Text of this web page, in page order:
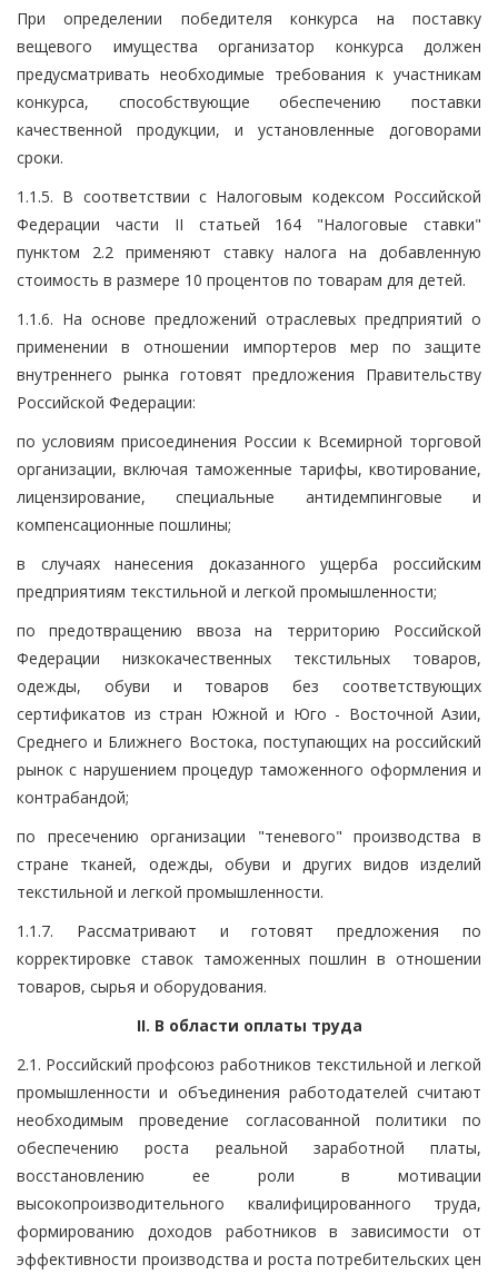
При определении победителя конкурса на поставку
вещевого имущества организатор конкурса должен
предусматривать необходимые требования к участникам
конкурса, способствующие обеспечению поставки
качественной продукции, и установленные договорами
сроки.
1.1.5. В соответствии с Налоговым кодексом Российской
Федерации части II статьей 164 "Налоговые ставки"
пунктом 2.2 применяют ставку налога на добавленную
стоимость в размере 10 процентов по товарам для детей.
1.1.6. На основе предложений отраслевых предприятий о
применении в отношении импортеров мер по защите
внутреннего рынка готовят предложения Правительству
Российской Федерации:
по условиям присоединения России к Всемирной торговой
организации, включая таможенные тарифы, квотирование,
лицензирование, специальные антидемпинговые и
компенсационные пошлины;
в случаях нанесения доказанного ущерба российским
предприятиям текстильной и легкой промышленности;
по предотвращению ввоза на территорию Российской
Федерации низкокачественных текстильных товаров,
одежды, обуви и товаров без соответствующих
сертификатов из стран Южной и Юго - Восточной Азии,
Среднего и Ближнего Востока, поступающих на российский
рынок с нарушением процедур таможенного оформления и
контрабандой;
по пресечению организации "теневого" производства в
стране тканей, одежды, обуви и других видов изделий
текстильной и легкой промышленности.
1.1.7. Рассматривают и готовят предложения по
корректировке ставок таможенных пошлин в отношении
товаров, сырья и оборудования.
II. В области оплаты труда
2.1. Российский профсоюз работников текстильной и легкой
промышленности и объединения работодателей считают
необходимым проведение согласованной политики по
обеспечению роста реальной заработной платы,
восстановлению ее роли в мотивации
высокопроизводительного квалифицированного труда,
формированию доходов работников в зависимости от
эффективности производства и роста потребительских цен